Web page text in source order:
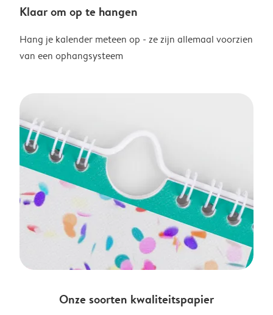
Klaar om op te hangen
Hang je kalender meteen op - ze zijn allemaal voorzien
van een ophangsysteem
Onze soorten kwaliteitspapier